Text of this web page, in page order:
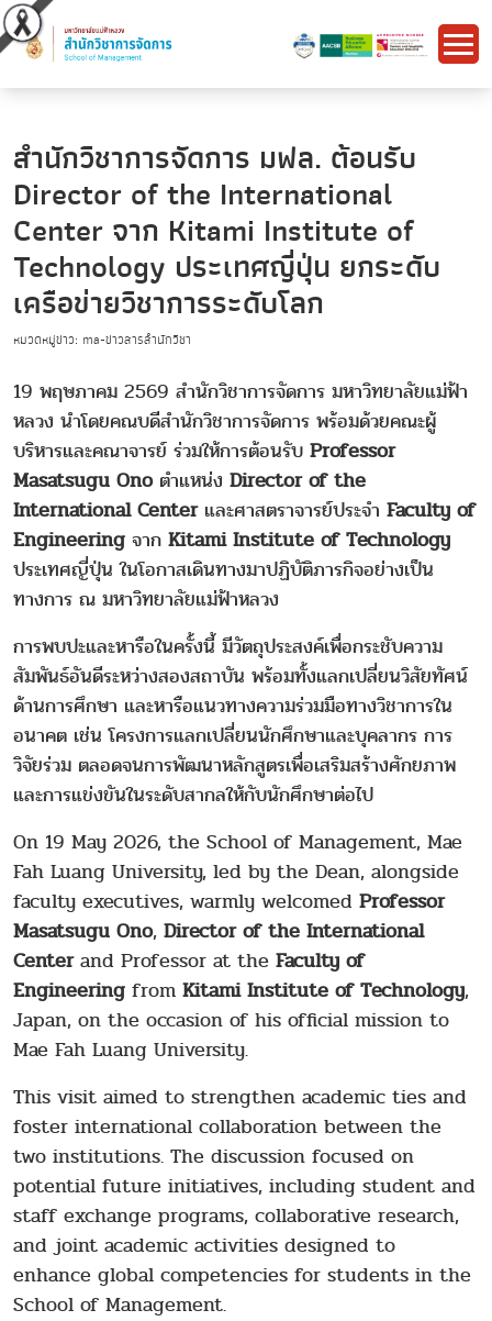
สำนักวิชาการจัดการ มฟล. ต้อนรับ
Director of the International
Center จาก Kitami Institute of
Technology ประเทศญี่ปุ่น ยกระดับ
เครือข่ายวิชาการระดับโลก
หมวดหมู่ข่าว: ma-ข่าวสารสำนักวิชา
19 พฤษภาคม 2569 สำนักวิชาการจัดการ มหาวิทยาลัยแม่ฟ้า
หลวง นำโดยคณบดีสำนักวิชาการจัดการ พร้อมด้วยคณะผู้
บริหารและคณาจารย์ ร่วมให้การต้อนรับ Professor
Masatsugu Onoตำแหน่ง Director of the
International Centerและศาสตราจารย์ประจำ Faculty of
Engineering จาก Kitami Institute of Technology
ประเทศญี่ปุ่น ในโอกาสเดินทางมาปฏิบัติภารกิจอย่างเป็น
ทางการ ณ มหาวิทยาลัยแม่ฟ้าหลวง
การพบปะและหารือในครั้งนี้ มีวัตถุประสงค์เพื่อกระชับความ
สัมพันธ์อันดีระหว่างสองสถาบัน พร้อมทั้งแลกเปลี่ยนวิสัยทัศน์
ด้านการศึกษา และหารือแนวทางความร่วมมือทางวิชาการใน
อนาคต เช่น โครงการแลกเปลี่ยนนักศึกษาและบุคลากร การ
วิจัยร่วม ตลอดจนการพัฒนาหลักสูตรเพื่อเสริมสร้างศักยภาพ
และการแข่งขันในระดับสากลให้กับนักศึกษาต่อไป
On 19 May 2026, the School of Management, Mae
Fah Luang University, led by the Dean, alongside
faculty executives, warmly welcomed Professor
Masatsugu Ono, Director of the International
Centerand Professor at the Faculty of
Engineering from Kitami Institute of Technology,
Japan, on the occasion of his official mission to
Mae Fah Luang University.
This visit aimed to strengthen academic ties and
foster international collaboration between the
two institutions. The discussion focused on
potential future initiatives, including student and
staff exchange programs, collaborative research,
and joint academic activities designed to
enhance global competencies for students in the
School of Management.